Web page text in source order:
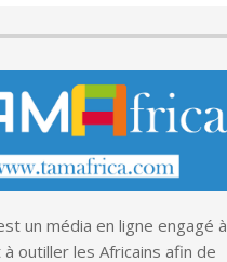
un média en ligne engagé à
outiller les Africains afin de